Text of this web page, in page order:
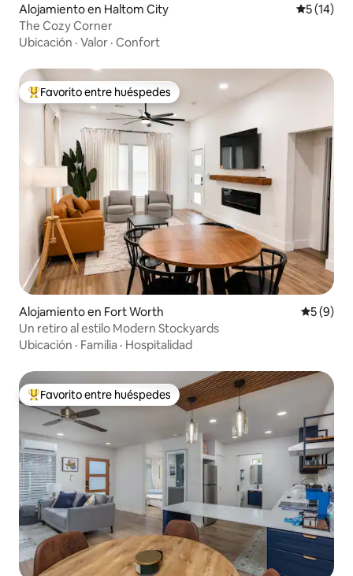
Alojamiento en Haltom City
5 (14)
The Cozy Corner
Ubicación · Valor · Confort
Favorito entre los huéspedes más destacados
Favorito entre huéspedes
Alojamiento en Fort Worth
5 (9)
Un retiro al estilo Modern Stockyards
Ubicación · Familia · Hospitalidad
Favorito entre los huéspedes más destacados
Favorito entre huéspedes